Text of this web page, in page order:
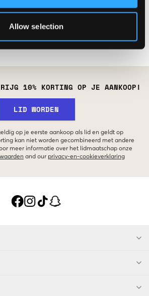
Allow selection
10% KORTING OP JE AANKOOP!
LID WORDEN
op je eerste aankoop als lid en geldt op
kan niet worden gecombineerd met andere
meer informatie over het lidmaatschap onze
and our privacy-en-cookieverklaring